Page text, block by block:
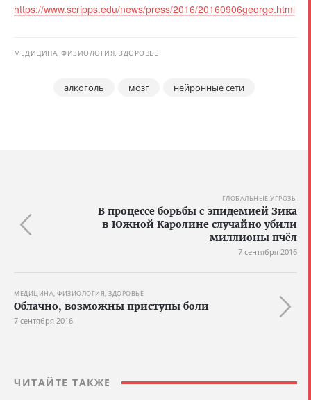
https://www.scripps.edu/news/press/2016/20160906george.html
МЕДИЦИНА, ФИЗИОЛОГИЯ, ЗДОРОВЬЕ
алкоголь мозг нейронные сети
ГЛОБАЛЬНЫЕ УГРОЗЫ
В процессе борьбы с эпидемией Зика
в Южной Каролине случайно убили
миллионы пчёл
7 сентября 2016
МЕДИЦИНА, ФИЗИОЛОГИЯ, ЗДОРОВЬЕ
Облачно, возможны приступы боли
7 сентября 2016
ЧИТАЙТЕ ТАКЖЕ